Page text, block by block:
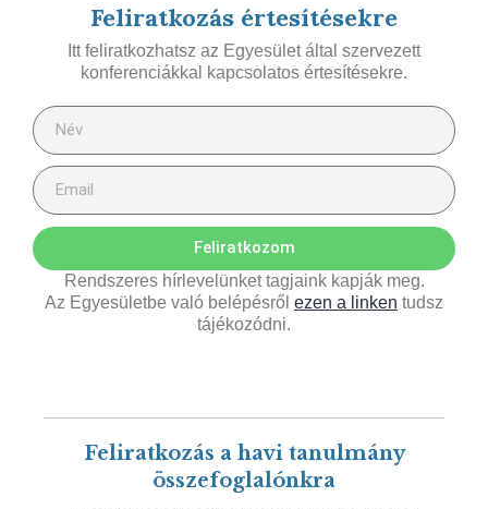
Feliratkozás értesítésekre
Itt feliratkozhatsz az Egyesület által szervezett
konferenciákkal kapcsolatos értesítésekre.
Feliratkozom
Rendszeres hírlevelünket tagjaink kapják meg.
Az Egyesületbe való belépésről ezen a linken tudsz
tájékozódni.
Feliratkozás a havi tanulmány
összefoglalónkra